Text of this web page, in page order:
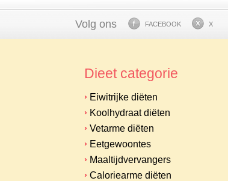
Volg ons FACEBOOK X
Dieet categorie
Eiwitrijke diëten
Koolhydraat diëten
Vetarme diëten
Eetgewoontes
Maaltijdvervangers
Caloriearme diëten